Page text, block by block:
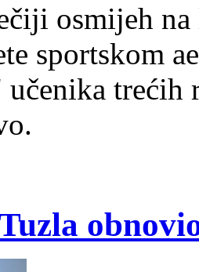
osmijeh
sportskom
trećih